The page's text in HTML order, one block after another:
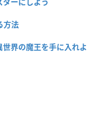
方法
界の魔王を手に入れよ